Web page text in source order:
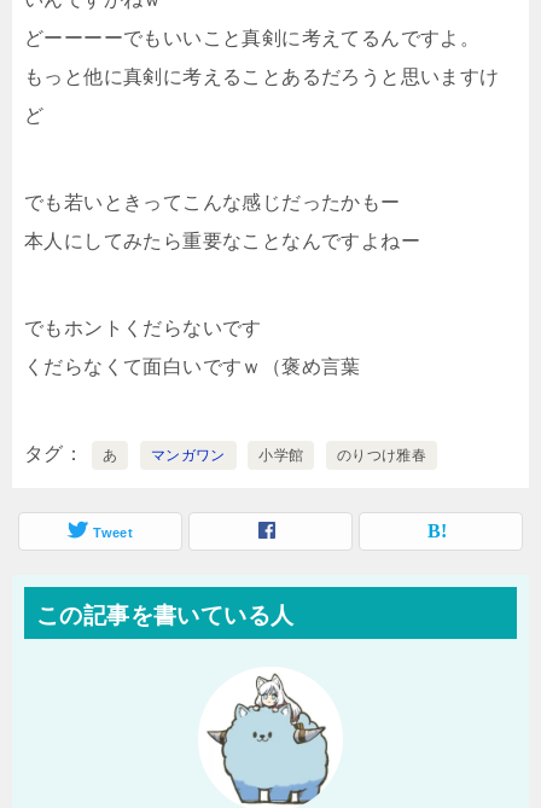
どーーーーでもいいこと真剣に考えてるんですよ。
もっと他に真剣に考えることあるだろうと思いますけ
ど
でも若いときってこんな感じだったかもー
本人にしてみたら重要なことなんですよねー
でもホントくだらないです
くだらなくて面白いですｗ（褒め言葉
タグ あ マンガワン 小学館 のりつけ雅春
Tweet
この記事を書いている人